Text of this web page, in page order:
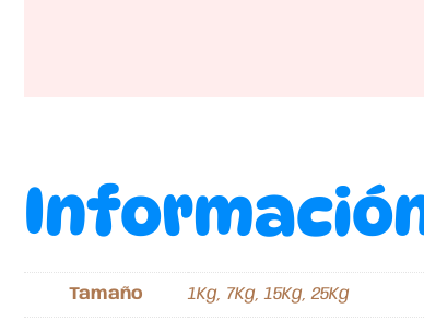
Tamaño 1Kg, 7Kg, 15Kg, 25Kg